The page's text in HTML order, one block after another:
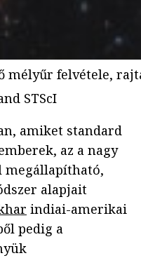
mélyűr felvétele,
STScI
amiket standard
az a nagy
megállapítható,
alapjait
indiai-amerikai
pedig a